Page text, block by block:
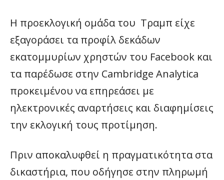
Η προεκλογική ομάδα του Τραμπ είχε
εξαγοράσει τα προφίλ δεκάδων
εκατομμυρίων χρηστών του Facebook και
τα παρέδωσε στην Cambridge Analytica
προκειμένου να επηρεάσει με
ηλεκτρονικές αναρτήσεις και διαφημίσεις
την εκλογική τους προτίμηση.
Πριν αποκαλυφθεί η πραγματικότητα στα
δικαστήρια, που οδήγησε στην πληρωμή